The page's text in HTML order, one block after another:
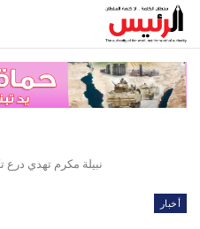
نبيلة مكرم تهدي درع
أخبار